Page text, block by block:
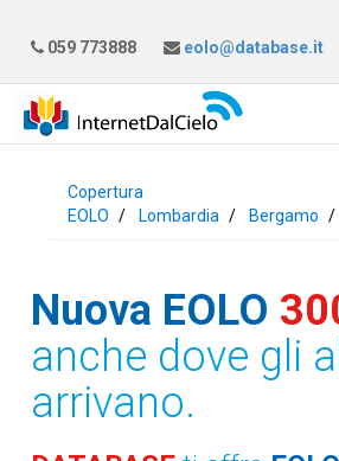
059 773888 eolo@database.it
Copertura
EOLO
Lombardia Bergamo
Nuova EOLO
anche dove gli
arrivano.